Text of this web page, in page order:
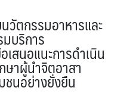
วัตกรรมอาหารและ
บริการ
เสนอแนะการดำเนิน
าผู้นำจิตอาสา
นอย่างยั่งยืน